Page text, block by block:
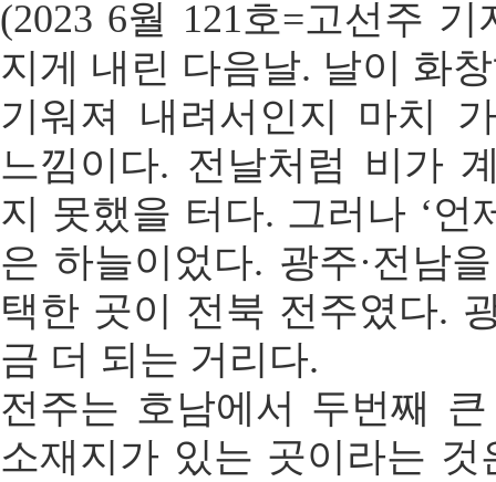
(2023 6월 121호=고선주
지게 내린 다음날. 날이 화
기워져 내려서인지 마치
느낌이다. 전날처럼 비가
지 못했을 터다. 그러나 ‘언
은 하늘이었다. 광주·전남
택한 곳이 전북 전주였다.
금 더 되는 거리다.
전주는 호남에서 두번째
소재지가 있는 곳이라는